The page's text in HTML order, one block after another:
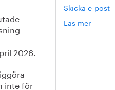
2026.
inte för
Skicka e-post
Läs mer